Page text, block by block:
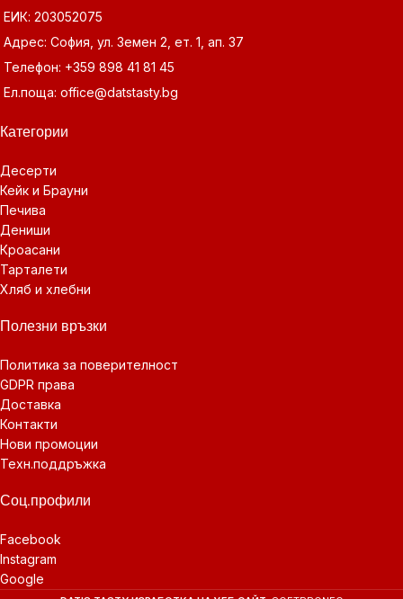
ЕИК: 203052075
Адрес: София, ул. Земен 2, ет. 1, ап. 37
Телефон: +359 898 41 81 45
Ел.поща: office@datstasty.bg
Категории
Десерти
Кейк и Брауни
Печива
Дениши
Кроасани
Тарталети
Хляб и хлебни
Полезни връзки
Политика за поверителност
GDPR права
Доставка
Контакти
Нови промоции
Техн.поддръжка
Соц.профили
Facebook
Instagram
Google